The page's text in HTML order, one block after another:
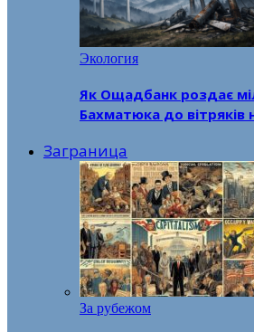
Экология
Як Ощадбанк роздає
Бахматюка до вітряків
Заграница
За рубежом